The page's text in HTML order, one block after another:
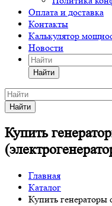
Оплата и доставка
Контакты
Калькулятор
Новости
Найти
Найти
Купить
Главная
Каталог
Купить генераторы